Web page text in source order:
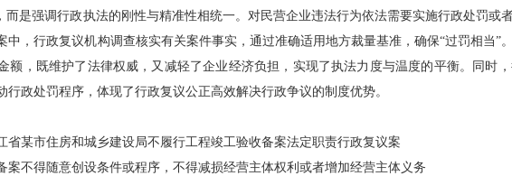
而是强调行政执法的刚性与精准性相统一。对民营企业违法行为依法需要实施行政处罚
中，行政复议机构调查核实有关案件事实，通过准确适用地方裁量基准，确保“过罚相当”
额，既维护了法律权威，又减轻了企业经济负担，实现了执法力度与温度的平衡。同时
行政处罚程序，体现了行政复议公正高效解决行政争议的制度优势。
某市住房和城乡建设局不履行工程竣工验收备案法定职责行政复议案
得随意创设条件或程序，不得减损经营主体权利或者增加经营主体义务